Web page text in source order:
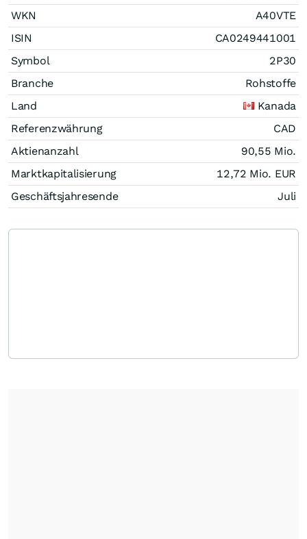
WKN
A40VTE
ISIN
CA0249441001
Symbol
2P30
Branche
Rohstoffe
Land
Kanada
Referenzwährung
CAD
Aktienanzahl
90,55 Mio.
Marktkapitalisierung
12,72 Mio. EUR
Geschäftsjahresende
Juli